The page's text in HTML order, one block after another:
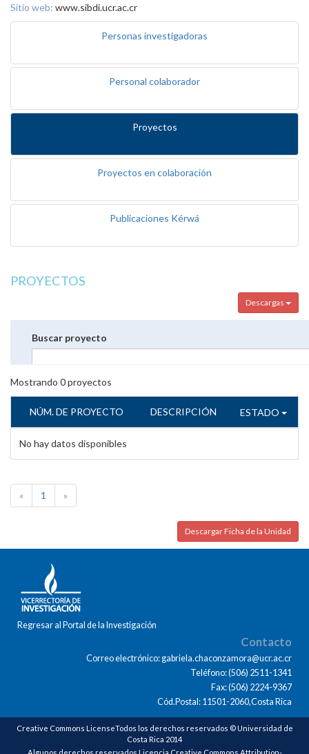
Sitio web: www.sibdi.ucr.ac.cr
Personas investigadoras
Personal colaborador
Proyectos
Proyectos en colaboración
Publicaciones Kérwá
PROYECTOS
Descargas
Buscar proyecto
Mostrando 0proyectos
NÚM. DE PROYECTO DESCRIPCIÓN ESTADO
No hay datos disponibles
« 1 »
Descargar Ficha de la Unidad
Regresar al Portal de la Investigación
Contacto
Correo electrónico: gabriela.chaconzamora@ucr.ac.cr
Teléfono: (506) 2511-1341
Fax: (506) 2224-9367
Cód.Postal: 11501-2060,Costa Rica
Creative Commons LicenseTodos los derechos reservados © Universidad de
Costa Rica 2014